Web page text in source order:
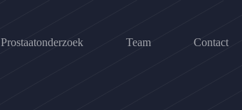
Prostaatonderzoek Team Contact